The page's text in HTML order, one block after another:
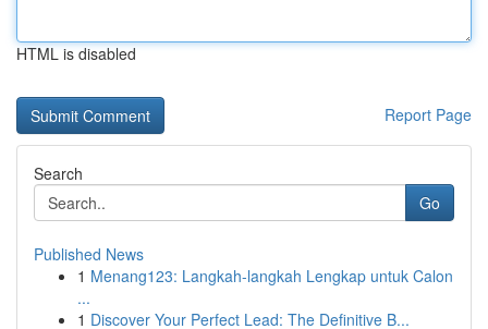
HTML is disabled
Report Page
Search
Go
Published News
1 Menang123: Langkah-langkah Lengkap untuk Calon
...
1 Discover Your Perfect Lead: The Definitive B...